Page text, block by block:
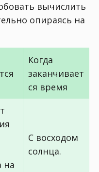
вычислить
опираясь на
Когда
заканчивает
ся время
на
С восходом
солнца.